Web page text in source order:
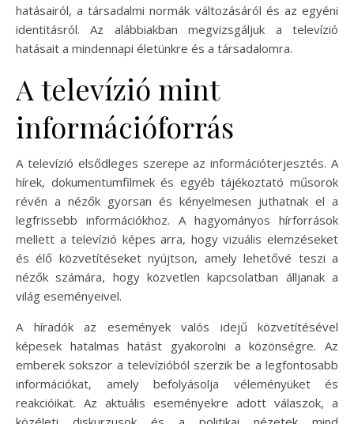
hatásairól, a társadalmi normák változásáról és az egyéni
identitásról. Az alábbiakban megvizsgáljuk a televízió
hatásait a mindennapi életünkre és a társadalomra.
A televízió mint
információforrás
A televízió elsődleges szerepe az információterjesztés. A
hírek, dokumentumfilmek és egyéb tájékoztató műsorok
révén a nézők gyorsan és kényelmesen juthatnak el a
legfrissebb információkhoz. A hagyományos hírforrások
mellett a televízió képes arra, hogy vizuális elemzéseket
és élő közvetítéseket nyújtson, amely lehetővé teszi a
nézők számára, hogy közvetlen kapcsolatban álljanak a
világ eseményeivel.
A híradók az események valós idejű közvetítésével
képesek hatalmas hatást gyakorolni a közönségre. Az
emberek sokszor a televízióból szerzik be a legfontosabb
információkat, amely befolyásolja véleményüket és
reakcióikat. Az aktuális eseményekre adott válaszok, a